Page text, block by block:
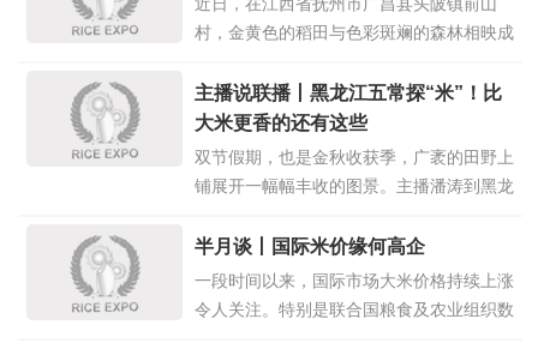
价为144.2元每50公斤，相较去年同期增长
情>>
村，金黄色的稻田与色彩斑斓的森林相映成
的多彩乡村画卷映入眼帘。 金秋丰收季，
广昌县各乡镇的村民驾驶收割机忙着收获稻
谷，田间地头一派忙碌景象，确保颗粒归
仓，共同助力今年晚稻丰产丰收。点击详
主播说联播丨黑龙江五常探“米”！比
大米更香的还有这些
双节假期，也是金秋收获季，广袤的田野上
铺展开一幅幅丰收的图景。主播潘涛到黑龙
样？如何辨别正宗五常大米？比五常大米更
香的还有什么？点击视频↓↓↓ 今年夏天，五
常遭受洪涝灾害，部分稻田不同程度受灾，
半月谈丨国际米价缘何高企
一段时间以来，国际市场大米价格持续上涨
令人关注。特别是联合国粮食及农业组织数